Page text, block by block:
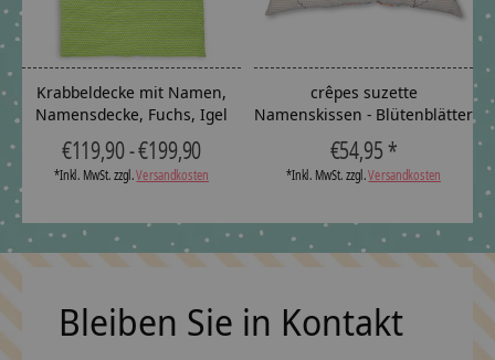
Krabbeldecke mit Namen,
Namensdecke, Fuchs, Igel
€119,90 - €199,90
*Inkl. MwSt. zzgl.Versandkosten
crêpes suzette
Namenskissen - Blütenblätter
€54,95 *
*Inkl. MwSt. zzgl.Versandkosten
Bleiben Sie in Kontakt